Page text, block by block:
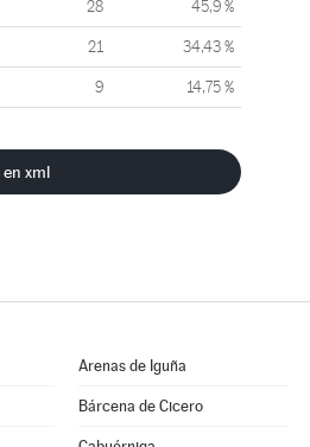
28 45,9 %
21 34,43 %
9 14,75 %
xml
Arenas de Iguña
Bárcena de Cicero